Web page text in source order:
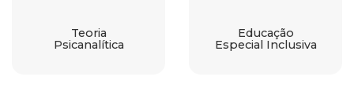
Teoria
Psicanalítica
Educação
Especial Inclusiva